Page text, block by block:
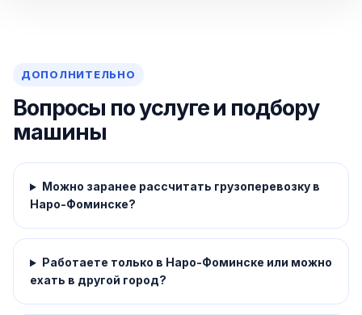
ДОПОЛНИТЕЛЬНО
Вопросы по услуге и подбору
машины
Можно заранее рассчитать грузоперевозку в
Наро-Фоминске?
Работаете только в Наро-Фоминске или можно
ехать в другой город?